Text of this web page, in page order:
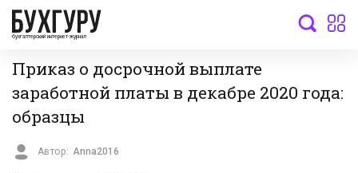
бухгалтерский интернет-журнал
Приказ о досрочной выплате
заработной платы в декабре 2020 года:
образцы
Автор: Anna2016